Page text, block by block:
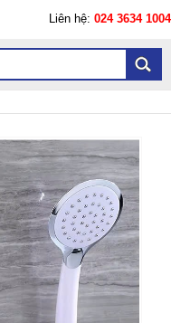
Liên hệ: 024 3634 1004